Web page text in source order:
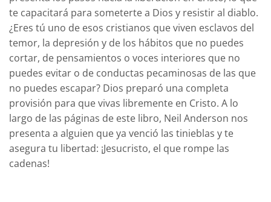
te capacitará para someterte a Dios y resistir al diablo.
¿Eres tú uno de esos cristianos que viven esclavos del
temor, la depresión y de los hábitos que no puedes
cortar, de pensamientos o voces interiores que no
puedes evitar o de conductas pecaminosas de las que
no puedes escapar? Dios preparó una completa
provisión para que vivas libremente en Cristo. A lo
largo de las páginas de este libro, Neil Anderson nos
presenta a alguien que ya venció las tinieblas y te
asegura tu libertad: ¡Jesucristo, el que rompe las
cadenas!